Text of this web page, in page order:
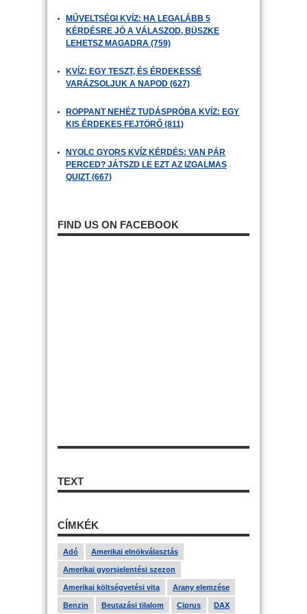
MŰVELTSÉGI KVÍZ: HA LEGALÁBB 5
KÉRDÉSRE JÓ A VÁLASZOD, BÜSZKE
LEHETSZ MAGADRA (759)
KVÍZ: EGY TESZT, ÉS ÉRDEKESSÉ
VARÁZSOLJUK A NAPOD (627)
ROPPANT NEHÉZ TUDÁSPRÓBA KVÍZ: EGY
KIS ÉRDEKES FEJTÖRŐ (811)
NYOLC GYORS KVÍZ KÉRDÉS: VAN PÁR
PERCED? JÁTSZD LE EZT AZ IZGALMAS
QUIZT (667)
FIND US ON FACEBOOK
TEXT
CÍMKÉK
Adó Amerikai elnökválasztás
Amerikai gyorsjelentési szezon
Amerikai költségvetési vita Arany elemzése
Benzin Beutazási tilalom Ciprus DAX